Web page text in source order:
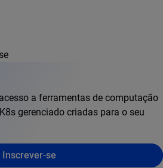
a ferramentas de computação
gerenciado criadas para o seu
Inscrever-se